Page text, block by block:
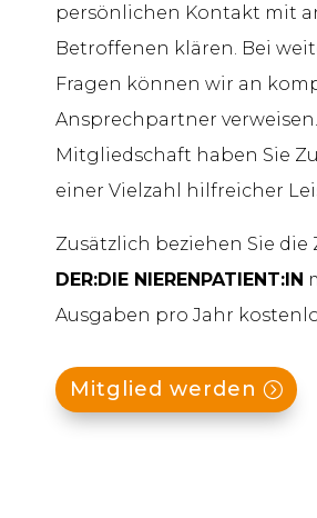
persönlichen Kontakt mit
Betroffenen klären. Bei
Fragen können wir an
Ansprechpartner
Mitgliedschaft haben Sie
einer Vielzahl hilfreicher
Zusätzlich beziehen Sie die
DER:DIE NIERENPATIENT:IN
Ausgaben pro Jahr
Mitglied werden